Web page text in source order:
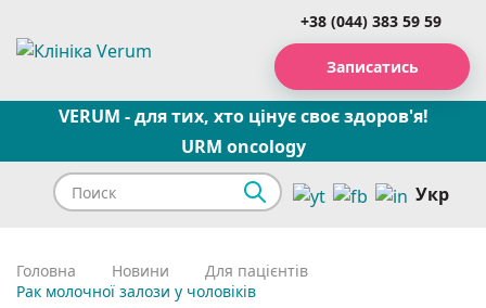
+38 (044) 383 59 59
Записатись
VERUM - для тих, хто цінує своє здоров'я!
URM oncology
Укр
Головна Новини
Для пацієнтів
Рак молочної залози у чоловіків